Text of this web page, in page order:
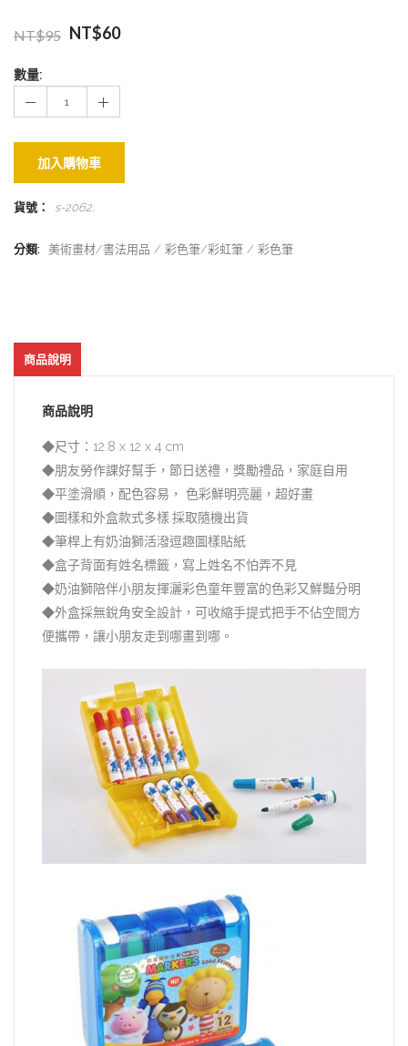
NT$95 NT$60
數量:
加入購物車
貨號： s-2062.
分類: 美術畫材/書法用品 彩色筆/彩虹筆 彩色筆
商品說明
商品說明
◆尺寸：12.8 x 12 x 4 cm
◆朋友勞作課好幫手，節日送禮，獎勵禮品，家庭自用
◆平塗滑順，配色容易， 色彩鮮明亮麗，超好畫
◆圖樣和外盒款式多樣.採取隨機出貨
◆筆桿上有奶油獅活潑逗趣圖樣貼紙
◆盒子背面有姓名標籤，寫上姓名不怕弄不見
◆奶油獅陪伴小朋友揮灑彩色童年豐富的色彩又鮮豔分明
◆外盒採無銳角安全設計，可收縮手提式把手不佔空間方
便攜帶，讓小朋友走到哪畫到哪。